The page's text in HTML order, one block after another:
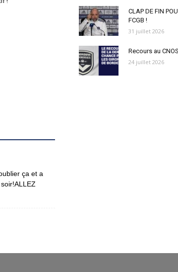
ça et a
CLAP DE FIN
FCGB !
31 juillet 2026
Recours au
24 juillet 2026